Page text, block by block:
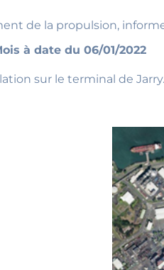
de la propulsion,
à date du 06/01/2022
sur le terminal de Jarry.